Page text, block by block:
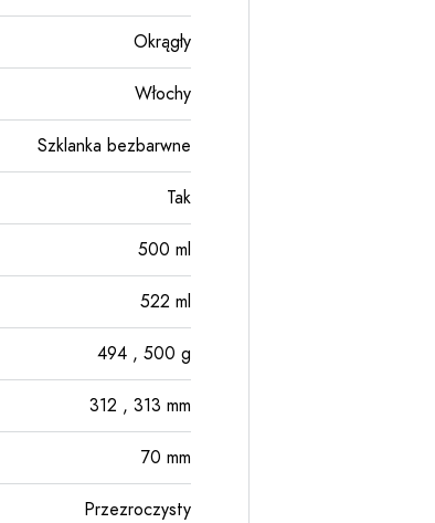
Okrągły
Włochy
Szklanka bezbarwne
Tak
500 ml
522 ml
494 , 500 g
312 , 313 mm
70 mm
Przezroczysty